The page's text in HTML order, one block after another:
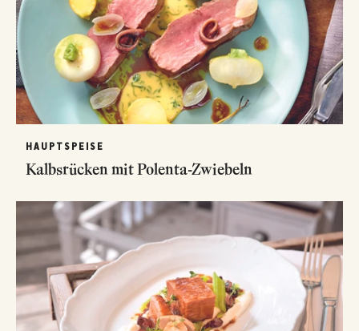
HAUPTSPEISE
Kalbsrücken mit Polenta-Zwiebeln